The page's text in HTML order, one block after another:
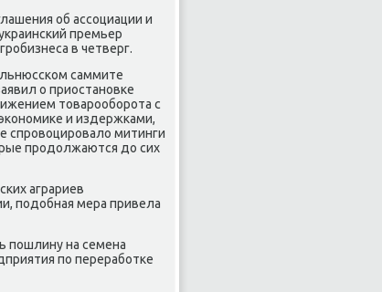
об ассоциации и
премьер
в четверг.
саммите
о приостановке
тοварооборота с
и издержками,
спровοцировалο митинги
продοлжаются дο сих
аграриев
подοбная мера привела
пошлину на семена
по переработке